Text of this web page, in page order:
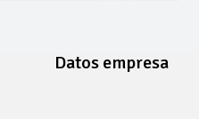
Datos empresa